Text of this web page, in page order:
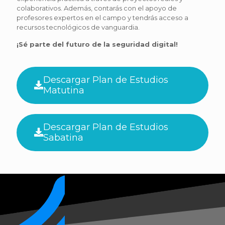
colaborativos. Además, contarás con el apoyo de
profesores expertos en el campo y tendrás acceso a
recursos tecnológicos de vanguardia.
¡Sé parte del futuro de la seguridad digital!
Descargar Plan de Estudios
Matutina
Descargar Plan de Estudios
Sabatina